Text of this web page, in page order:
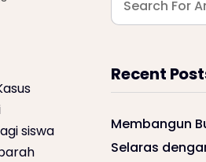
siswa
Recent
Membangun
Selaras